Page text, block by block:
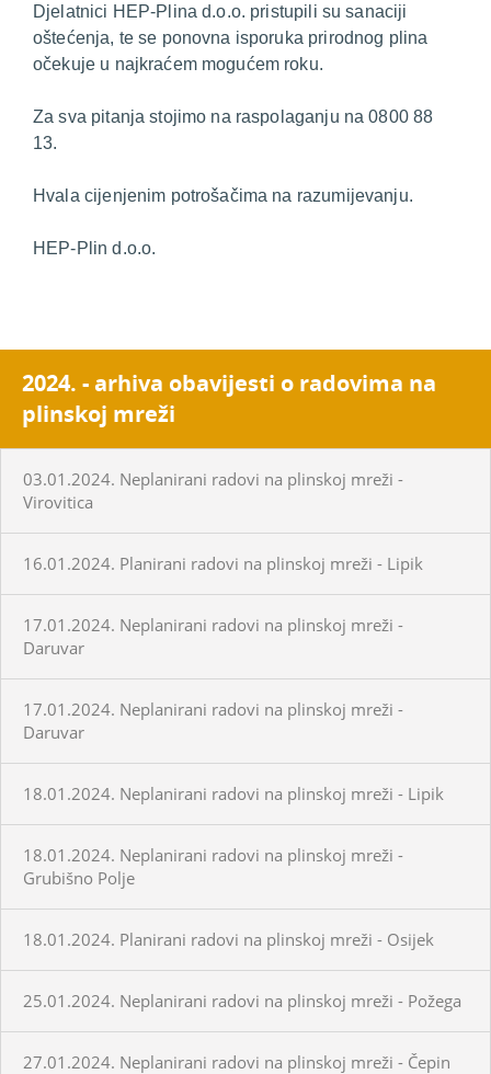
Djelatnici HEP-Plina d.o.o. pristupili su sanaciji
oštećenja, te se ponovna isporuka prirodnog plina
očekuje u najkraćem mogućem roku.
Za sva pitanja stojimo na raspolaganju na 0800 88
13.
Hvala cijenjenim potrošačima na razumijevanju.
HEP-Plin d.o.o.
2024. - arhiva obavijesti o radovima na
plinskoj mreži
03.01.2024. Neplanirani radovi na plinskoj mreži -
Virovitica
16.01.2024. Planirani radovi na plinskoj mreži - Lipik
17.01.2024. Neplanirani radovi na plinskoj mreži -
Daruvar
17.01.2024. Neplanirani radovi na plinskoj mreži -
Daruvar
18.01.2024. Neplanirani radovi na plinskoj mreži - Lipik
18.01.2024. Neplanirani radovi na plinskoj mreži -
Grubišno Polje
18.01.2024. Planirani radovi na plinskoj mreži - Osijek
25.01.2024. Neplanirani radovi na plinskoj mreži - Požega
27.01.2024. Neplanirani radovi na plinskoj mreži - Čepin